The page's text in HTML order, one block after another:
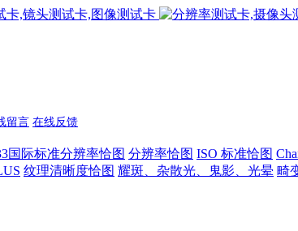
留言 在线反馈
国际标准分辨率恰图 分辨率恰图 ISO 标准恰图
纹理清晰度恰图 耀斑、杂散光、鬼影、光晕 畸